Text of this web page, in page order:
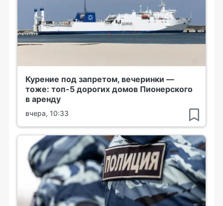
Курение под запретом, вечеринки —
тоже: топ-5 дорогих домов Пионерского
в аренду
вчера, 10:33